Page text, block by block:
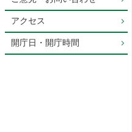
アクセス
開庁日・開庁時間